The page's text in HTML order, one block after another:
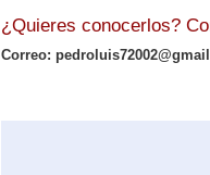
¿Quieres conocerlos?
Correo: